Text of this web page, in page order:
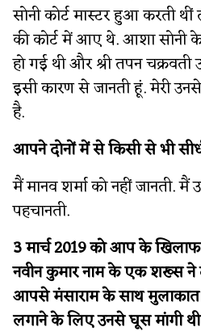
सोनी कोर्ट मास्टर हुआ करती
की कोर्ट में आए थे. आशा सोनी
हो गई थी और श्री तपन
इसी कारण से जानती हूं. मेरी
है.
आपने दोनों में से किसी से भी
मैं मानव शर्मा को नहीं जानती.
पहचानती.
3 मार्च 2019 को आप के
नवीन कुमार नाम के एक शख्स ने
आपसे मंसाराम के साथ
लगाने के लिए उनसे घूस मांगी